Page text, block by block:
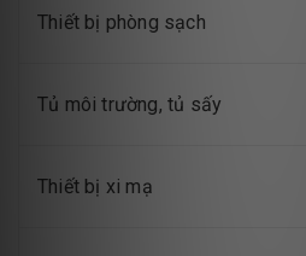
Thiết bị phòng sạch
Tủ môi trường, tủ sấy
Thiết bị xi mạ